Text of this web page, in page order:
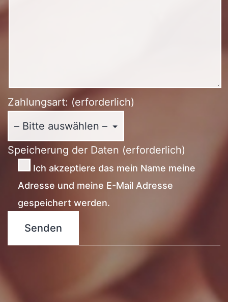
Zahlungsart: (erforderlich)
Speicherung der Daten (erforderlich)
Ich akzeptiere das mein Name meine
Adresse und meine E-Mail Adresse
gespeichert werden.